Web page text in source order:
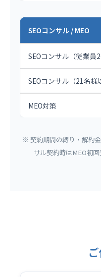
SEOコンサル / MEO
SEOコンサル（従業員
SEOコンサル（21名様
MEO対策
※ 契約期間の縛り・解約
サル契約時はMEO初回